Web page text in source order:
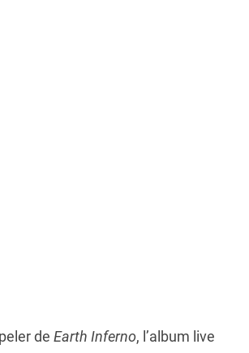
de Earth Inferno, l’album live